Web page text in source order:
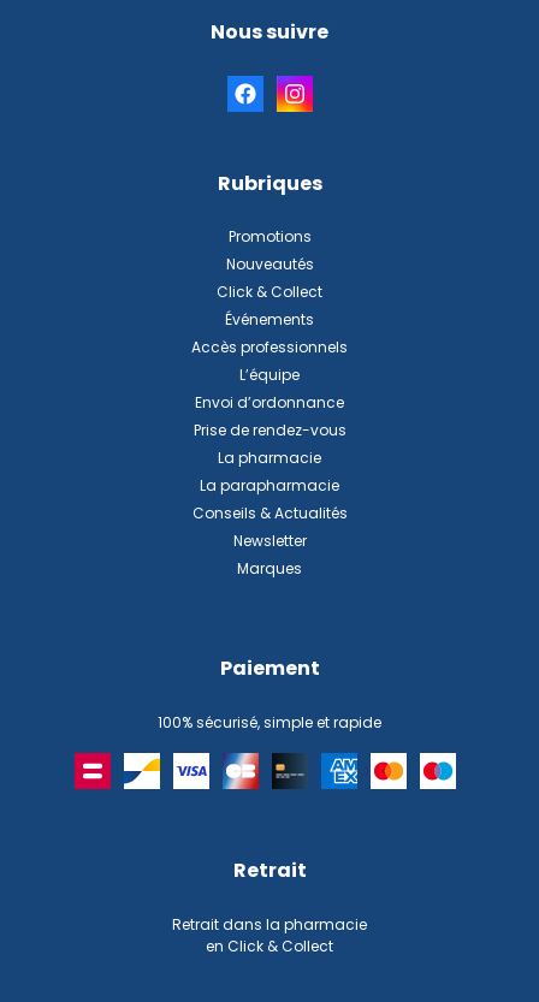
Nous suivre
Rubriques
Promotions
Nouveautés
Click & Collect
Événements
Accès professionnels
L’équipe
Envoi d’ordonnance
Prise de rendez-vous
La pharmacie
La parapharmacie
Conseils & Actualités
Newsletter
Marques
Paiement
100% sécurisé, simple et rapide
Retrait
Retrait dans la pharmacie
en Click & Collect